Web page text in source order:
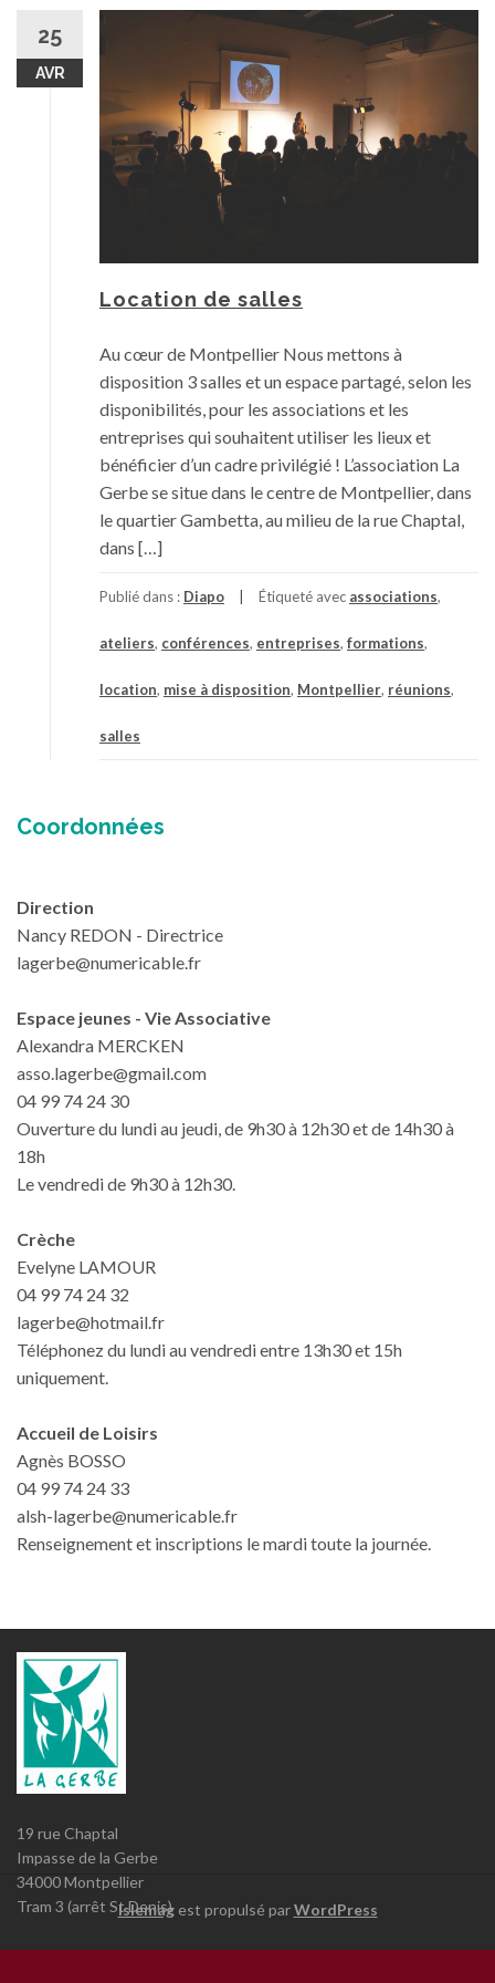
25
AVR
Location de salles
Au cœur de Montpellier Nous mettons à
disposition 3 salles et un espace partagé, selon les
disponibilités, pour les associations et les
entreprises qui souhaitent utiliser les lieux et
bénéficier d’un cadre privilégié ! L’association La
Gerbe se situe dans le centre de Montpellier, dans
le quartier Gambetta, au milieu de la rue Chaptal,
dans […]
Publié dans : Diapo Étiqueté avec associations,
ateliers, conférences, entreprises, formations,
location, mise à disposition, Montpellier, réunions,
salles
Coordonnées
Direction
Nancy REDON - Directrice
lagerbe@numericable.fr
Espace jeunes - Vie Associative
Alexandra MERCKEN
asso.lagerbe@gmail.com
04 99 74 24 30
Ouverture du lundi au jeudi, de 9h30 à 12h30 et de 14h30 à
18h
Le vendredi de 9h30 à 12h30.
Crèche
Evelyne LAMOUR
04 99 74 24 32
lagerbe@hotmail.fr
Téléphonez du lundi au vendredi entre 13h30 et 15h
uniquement.
Accueil de Loisirs
Agnès BOSSO
04 99 74 24 33
alsh-lagerbe@numericable.fr
Renseignement et inscriptions le mardi toute la journée.
19 rue Chaptal
Impasse de la Gerbe
34000 Montpellier
Tram 3 (arrêt St Denis)
Islemagest propulsé parWordPress